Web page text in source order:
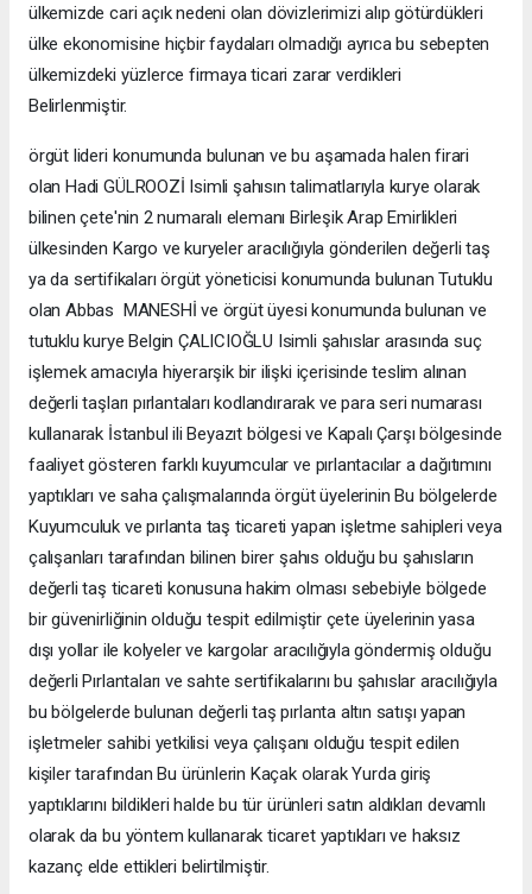
ülkemizde cari açık nedeni olan dövizlerimizi alıp götürdükleri
ülke ekonomisine hiçbir faydaları olmadığı ayrıca bu sebepten
ülkemizdeki yüzlerce firmaya ticari zarar verdikleri
Belirlenmiştir.
örgüt lideri konumunda bulunan ve bu aşamada halen firari
olan Hadi GÜLROOZİ Isimli şahısın talimatlarıyla kurye olarak
bilinen çete'nin 2 numaralı elemanı Birleşik Arap Emirlikleri
ülkesinden Kargo ve kuryeler aracılığıyla gönderilen değerli taş
ya da sertifikaları örgüt yöneticisi konumunda bulunan Tutuklu
olan Abbas MANESHİ ve örgüt üyesi konumunda bulunan ve
tutuklu kurye Belgin ÇALICIOĞLU Isimli şahıslar arasında suç
işlemek amacıyla hiyerarşik bir ilişki içerisinde teslim alınan
değerli taşları pırlantaları kodlandırarak ve para seri numarası
kullanarak İstanbul ili Beyazıt bölgesi ve Kapalı Çarşı bölgesinde
faaliyet gösteren farklı kuyumcular ve pırlantacılar a dağıtımını
yaptıkları ve saha çalışmalarında örgüt üyelerinin Bu bölgelerde
Kuyumculuk ve pırlanta taş ticareti yapan işletme sahipleri veya
çalışanları tarafından bilinen birer şahıs olduğu bu şahısların
değerli taş ticareti konusuna hakim olması sebebiyle bölgede
bir güvenirliğinin olduğu tespit edilmiştir çete üyelerinin yasa
dışı yollar ile kolyeler ve kargolar aracılığıyla göndermiş olduğu
değerli Pırlantaları ve sahte sertifikalarını bu şahıslar aracılığıyla
bu bölgelerde bulunan değerli taş pırlanta altın satışı yapan
işletmeler sahibi yetkilisi veya çalışanı olduğu tespit edilen
kişiler tarafından Bu ürünlerin Kaçak olarak Yurda giriş
yaptıklarını bildikleri halde bu tür ürünleri satın aldıkları devamlı
olarak da bu yöntem kullanarak ticaret yaptıkları ve haksız
kazanç elde ettikleri belirtilmiştir.